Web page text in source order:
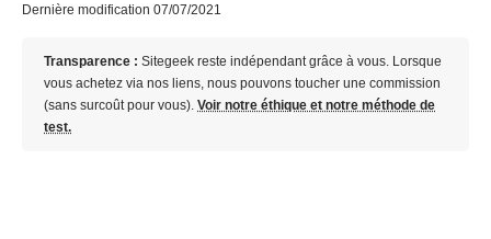
Dernière modification 07/07/2021
Transparence : Sitegeek reste indépendant grâce à vous. Lorsque
vous achetez via nos liens, nous pouvons toucher une commission
(sans surcoût pour vous). Voir notre éthique et notre méthode de
test.